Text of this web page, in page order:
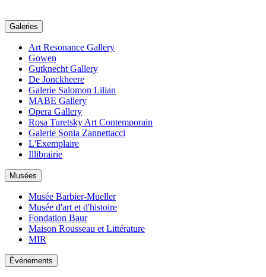
Galeries
Art Resonance Gallery
Gowen
Gutknecht Gallery
De Jonckheere
Galerie Salomon Lilian
MABE Gallery
Opera Gallery
Rosa Turetsky Art Contemporain
Galerie Sonia Zannettacci
L'Exemplaire
Illibrairie
Musées
Musée Barbier-Mueller
Musée d'art et d'histoire
Fondation Baur
Maison Rousseau et Littérature
MIR
Événements